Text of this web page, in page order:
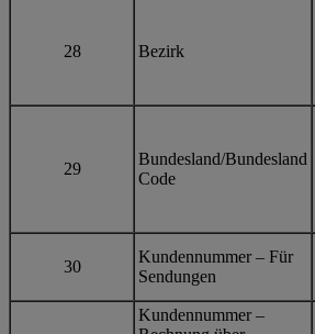
28 Bezirk
29
Bundesland/Bundesland
Code
30
Kundennummer – Für
Sendungen
Kundennummer –